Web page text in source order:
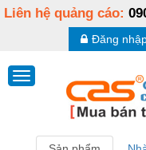
Liên hệ quảng cáo:
Đăng